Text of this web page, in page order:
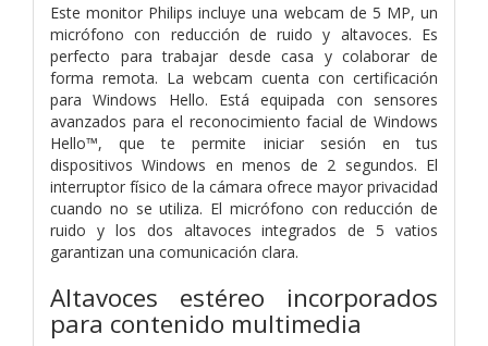
Este monitor Philips incluye una webcam de 5 MP, un
micrófono con reducción de ruido y altavoces. Es
perfecto para trabajar desde casa y colaborar de
forma remota. La webcam cuenta con certificación
para Windows Hello. Está equipada con sensores
avanzados para el reconocimiento facial de Windows
Hello™, que te permite iniciar sesión en tus
dispositivos Windows en menos de 2 segundos. El
interruptor físico de la cámara ofrece mayor privacidad
cuando no se utiliza. El micrófono con reducción de
ruido y los dos altavoces integrados de 5 vatios
garantizan una comunicación clara.
Altavoces estéreo incorporados
para contenido multimedia